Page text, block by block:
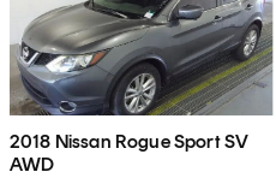
2018 Nissan Rogue Sport SV
AWD